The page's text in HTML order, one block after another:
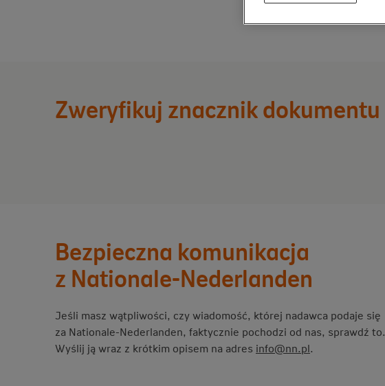
Zweryfikuj znacznik dokumentu
Bezpieczna komunikacja
z Nationale-Nederlanden
Jeśli masz wątpliwości, czy wiadomość, której nadawca podaje się
za Nationale-Nederlanden, faktycznie pochodzi od nas, sprawdź to.
Wyślij ją wraz z krótkim opisem na adres info@nn.pl.